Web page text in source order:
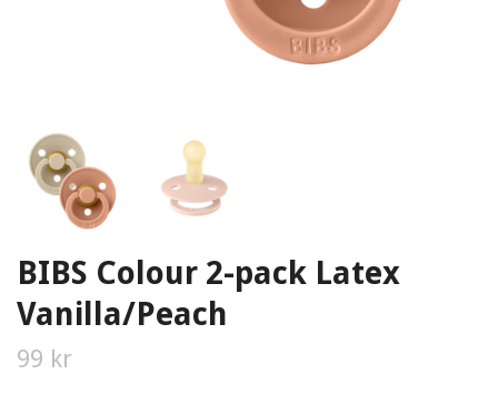
BIBS Colour 2-pack Latex
Vanilla/Peach
99 kr